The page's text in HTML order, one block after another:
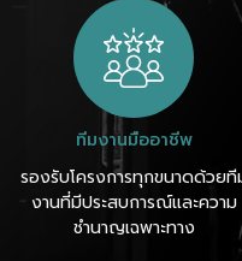
ทีมงานมืออาชีพ
รองรับโครงการทุกขนาดด้วยที
งานที่มีประสบการณ์และความ
ชำนาญเฉพาะทาง